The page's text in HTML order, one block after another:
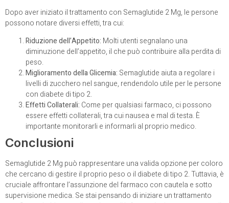
Dopo aver iniziato il trattamento con Semaglutide 2 Mg, le persone
possono notare diversi effetti, tra cui:
Riduzione dell’Appetito: Molti utenti segnalano una
diminuzione dell’appetito, il che può contribuire alla perdita di
peso.
Miglioramento della Glicemia: Semaglutide aiuta a regolare i
livelli di zucchero nel sangue, rendendolo utile per le persone
con diabete di tipo 2.
Effetti Collaterali: Come per qualsiasi farmaco, ci possono
essere effetti collaterali, tra cui nausea e mal di testa. È
importante monitorarli e informarli al proprio medico.
Conclusioni
Semaglutide 2 Mg può rappresentare una valida opzione per coloro
che cercano di gestire il proprio peso o il diabete di tipo 2. Tuttavia, è
cruciale affrontare l’assunzione del farmaco con cautela e sotto
supervisione medica. Se stai pensando di iniziare un trattamento